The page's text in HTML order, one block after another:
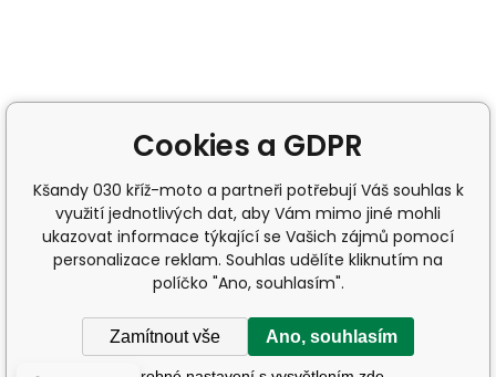
Cookies a GDPR
Kšandy 030 kříž-moto a partneři potřebují Váš souhlas k
využití jednotlivých dat, aby Vám mimo jiné mohli
ukazovat informace týkající se Vašich zájmů pomocí
personalizace reklam. Souhlas udělíte kliknutím na
políčko "Ano, souhlasím".
Zamítnout vše Ano, souhlasím